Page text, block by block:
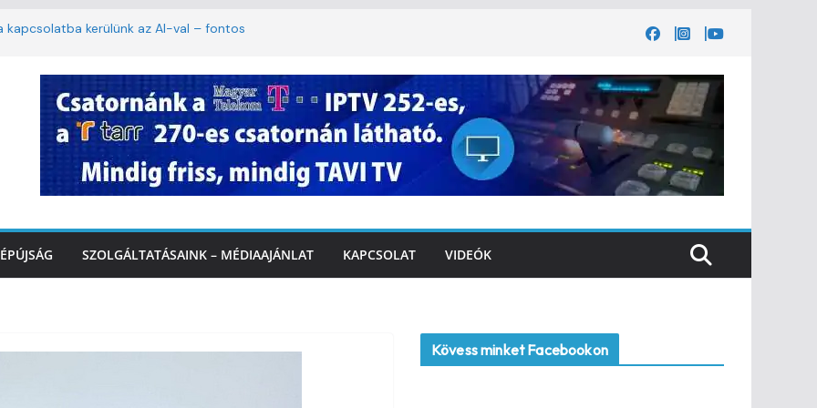
kapcsolatba kerülünk az AI-val – fontos
felfrissülés: jövő héten újra berobban
szolgáltatásnyújtás a hőségriadó alatt
Városi Gyógyfürdő és
SZOLGÁLTATÁSAINK – MÉDIAAJÁNLAT KAPCSOLAT VIDEÓK
Kövess minket Facebookon